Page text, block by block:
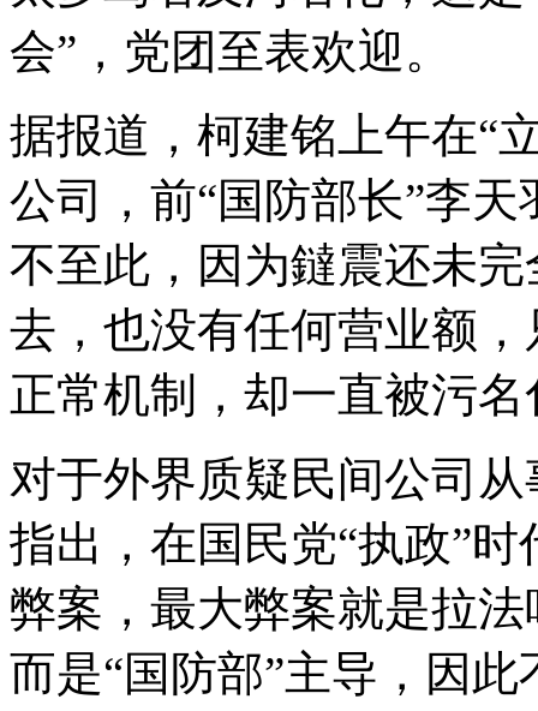
会”，党团至表欢迎。
据报道，柯建铭上午在“
公司，前“国防部长”李
不至此，因为鐽震还未
去，也没有任何营业额
正常机制，却一直被污名
对于外界质疑民间公司
指出，在国民党“执政”
弊案，最大弊案就是拉
而是“国防部”主导，因